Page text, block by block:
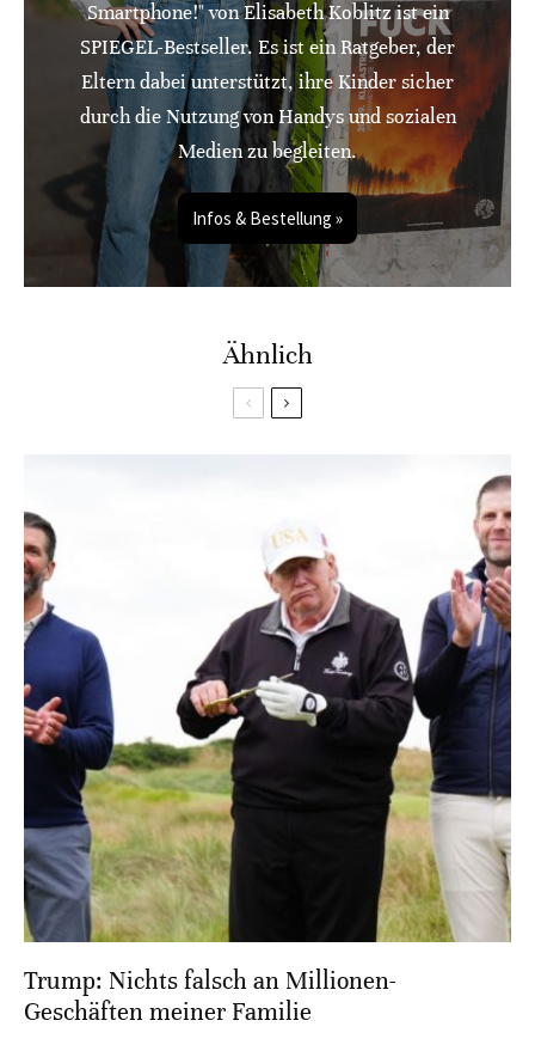
Smartphone!" von Elisabeth Koblitz ist ein
SPIEGEL-Bestseller. Es ist ein Ratgeber, der
Eltern dabei unterstützt, ihre Kinder sicher
durch die Nutzung von Handys und sozialen
Medien zu begleiten.
Infos & Bestellung »
Ähnlich
Trump: Nichts falsch an Millionen-
Geschäften meiner Familie